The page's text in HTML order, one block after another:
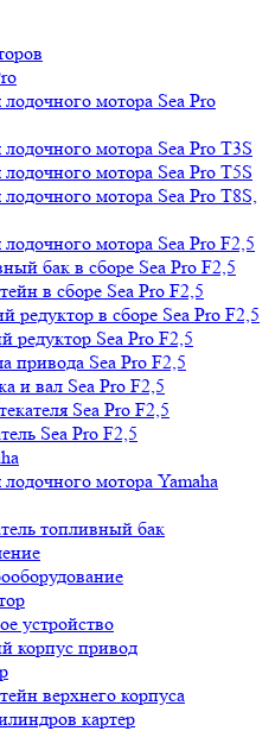
лодочного мотора Sea Pro
лодочного мотора Sea Pro Т3S
лодочного мотора Sea Pro Т5S
лодочного мотора Sea Pro Т8S,
лодочного мотора Sea Pro F2,5
бак в сборе Sea Pro F2,5
в сборе Sea Pro F2,5
редуктор в сборе Sea Pro F2,5
редуктор Sea Pro F2,5
привода Sea Pro F2,5
и вал Sea Pro F2,5
Sea Pro F2,5
Sea Pro F2,5
лодочного мотора Yamaha
топливный бак
устройство
корпус привод
верхнего корпуса
картер